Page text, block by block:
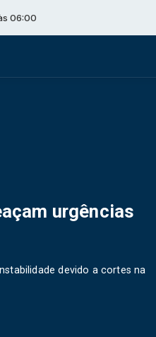
urgências
devido a cortes na